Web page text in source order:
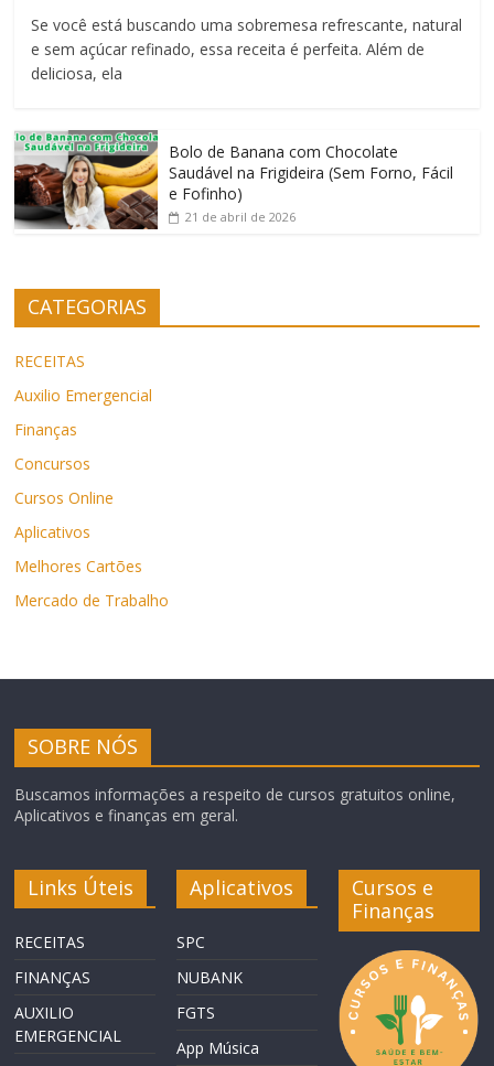
Se você está buscando uma sobremesa refrescante, natural
e sem açúcar refinado, essa receita é perfeita. Além de
deliciosa, ela
Bolo de Banana com Chocolate
Saudável na Frigideira (Sem Forno, Fácil
e Fofinho)
21 de abril de 2026
CATEGORIAS
RECEITAS
Auxilio Emergencial
Finanças
Concursos
Cursos Online
Aplicativos
Melhores Cartões
Mercado de Trabalho
SOBRE NÓS
Buscamos informações a respeito de cursos gratuitos online,
Aplicativos e finanças em geral.
Links Úteis
RECEITAS
FINANÇAS
AUXILIO
EMERGENCIAL
Aplicativos
SPC
NUBANK
FGTS
App Música
Cursos e
Finanças